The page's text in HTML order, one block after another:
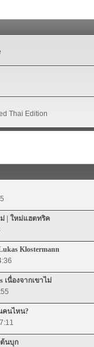
Thai Edition
ม่ | ใหม่แฮตทริค
Klostermann
เนื่องจากเขาไม่
คนไหน?
ต้นบุก